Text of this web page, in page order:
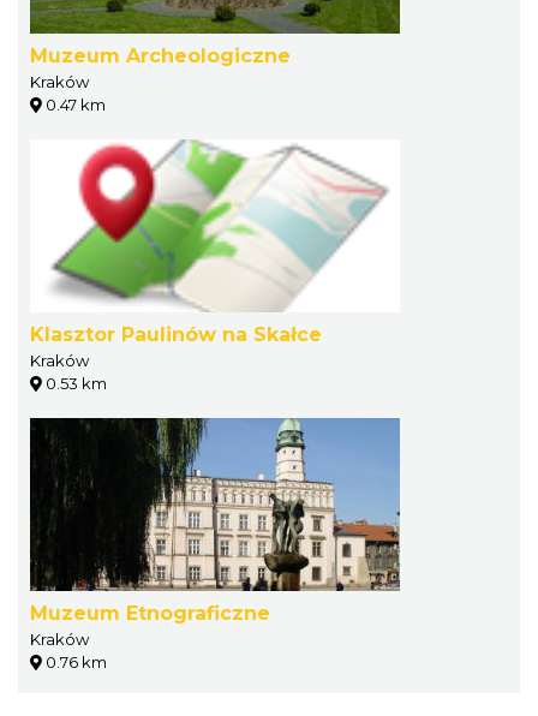
Muzeum Archeologiczne
Kraków
0.47 km
Klasztor Paulinów na Skałce
Kraków
0.53 km
Muzeum Etnograficzne
Kraków
0.76 km